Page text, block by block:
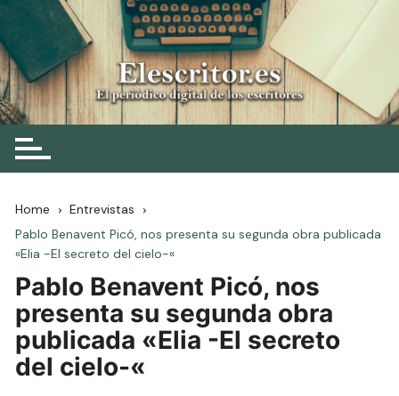
Skip
to
content
Elescritor.es
El periódico digital de los escritores
Home
Entrevistas
Pablo Benavent Picó, nos presenta su segunda obra publicada
«Elia -El secreto del cielo-«
Pablo Benavent Picó, nos
presenta su segunda obra
publicada «Elia -El secreto
del cielo-«